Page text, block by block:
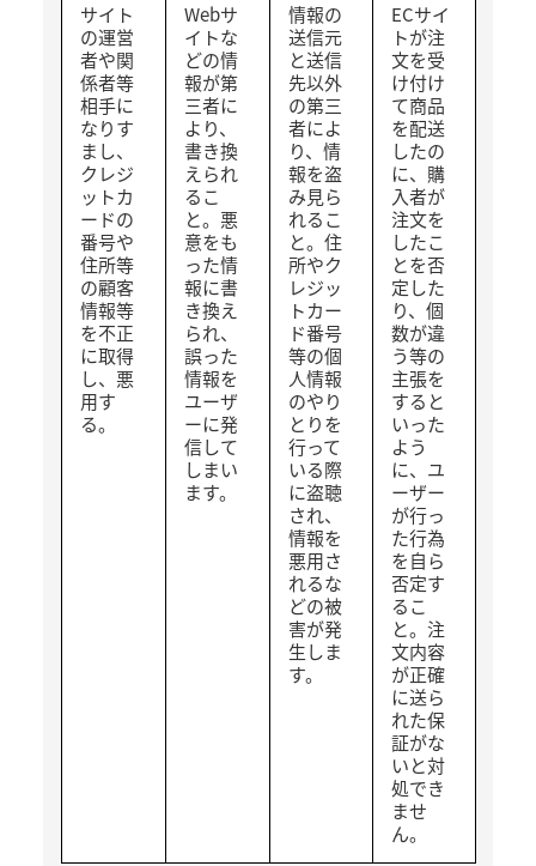
サイト
の運営
者や関
係者等
相手に
なりす
まし、
クレジ
ットカ
ードの
番号や
住所等
の顧客
情報等
を不正
に取得
し、悪
用す
る。
Webサ
イトな
どの情
報が第
三者に
より、
書き換
えられ
るこ
と。悪
意をも
った情
報に書
き換え
られ、
誤った
情報を
ユーザ
ーに発
信して
しまい
ます。
情報の
送信元
と送信
先以外
の第三
者によ
り、情
報を盗
み見ら
れるこ
と。住
所やク
レジッ
トカー
ド番号
等の個
人情報
のやり
とりを
行って
いる際
に盗聴
され、
情報を
悪用さ
れるな
どの被
害が発
生しま
す。
ECサイ
トが注
文を受
け付け
て商品
を配送
したの
に、購
入者が
注文を
したこ
とを否
定した
り、個
数が違
う等の
主張を
すると
いった
よう
に、ユ
ーザー
が行っ
た行為
を自ら
否定す
るこ
と。注
文内容
が正確
に送ら
れた保
証がな
いと対
処でき
ませ
ん。